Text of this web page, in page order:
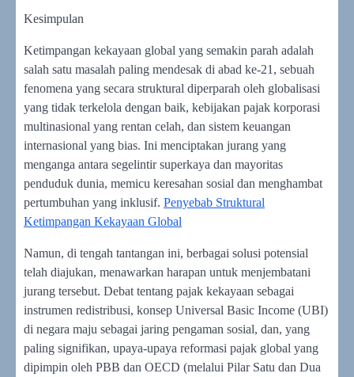
Kesimpulan
Ketimpangan kekayaan global yang semakin parah adalah
salah satu masalah paling mendesak di abad ke-21, sebuah
fenomena yang secara struktural diperparah oleh globalisasi
yang tidak terkelola dengan baik, kebijakan pajak korporasi
multinasional yang rentan celah, dan sistem keuangan
internasional yang bias. Ini menciptakan jurang yang
menganga antara segelintir superkaya dan mayoritas
penduduk dunia, memicu keresahan sosial dan menghambat
pertumbuhan yang inklusif. Penyebab Struktural
Ketimpangan Kekayaan Global
Namun, di tengah tantangan ini, berbagai solusi potensial
telah diajukan, menawarkan harapan untuk menjembatani
jurang tersebut. Debat tentang pajak kekayaan sebagai
instrumen redistribusi, konsep Universal Basic Income (UBI)
di negara maju sebagai jaring pengaman sosial, dan, yang
paling signifikan, upaya-upaya reformasi pajak global yang
dipimpin oleh PBB dan OECD (melalui Pilar Satu dan Dua